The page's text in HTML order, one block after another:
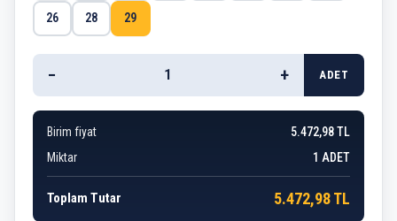
26 28 29
− + ADET
Birim fiyat
5.472,98 TL
Miktar
1 ADET
Toplam Tutar 5.472,98 TL